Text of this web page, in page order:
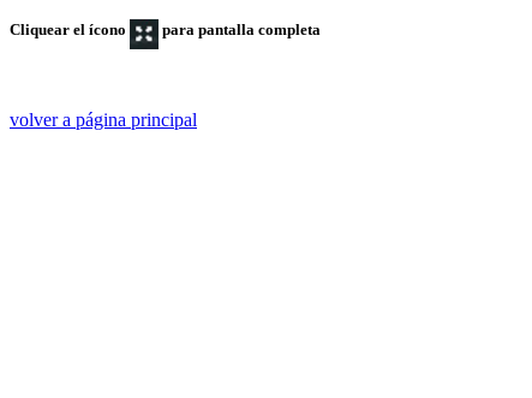
Cliquear el ícono para pantalla completa
volver a página principal